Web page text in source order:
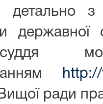
детально
державної
ради